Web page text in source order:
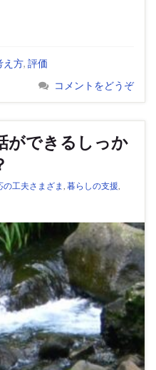
え方, 評価
コメントをどうぞ
ができるしっか
の工夫さまざま 暮らしの支援